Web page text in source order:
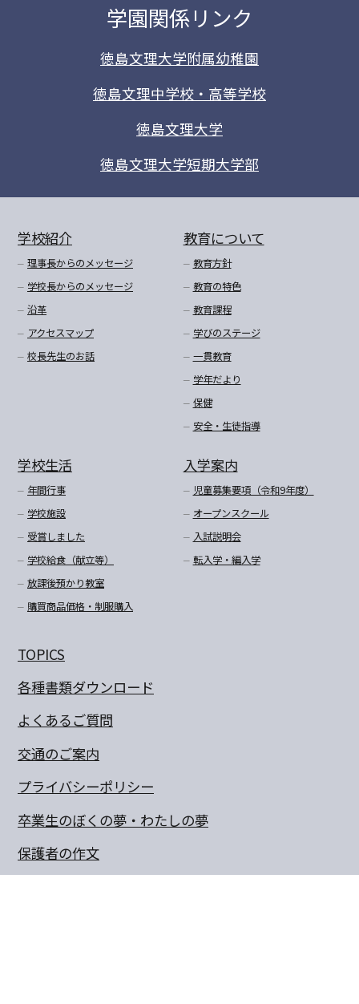
学園関係リンク
徳島文理大学附属幼稚園
徳島文理中学校・高等学校
徳島文理大学
徳島文理大学短期大学部
学校紹介
理事長からのメッセージ
学校長からのメッセージ
沿革
アクセスマップ
校長先生のお話
教育について
教育方針
教育の特色
教育課程
学びのステージ
一貫教育
学年だより
保健
安全・生徒指導
学校生活
年間行事
学校施設
受賞しました
学校給食（献立等）
放課後預かり教室
購買商品価格・制服購入
入学案内
児童募集要項（令和9年度）
オープンスクール
入試説明会
転入学・編入学
TOPICS
各種書類ダウンロード
よくあるご質問
交通のご案内
プライバシーポリシー
卒業生のぼくの夢・わたしの夢
保護者の作文